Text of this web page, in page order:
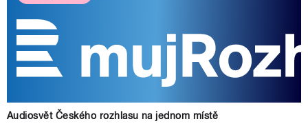
Audiosvět Českého rozhlasu na jednom místě